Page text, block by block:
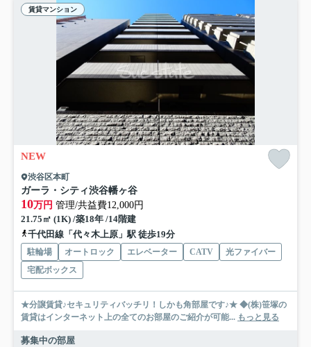
賃貸マンション
NEW
渋谷区本町
ガーラ・シティ渋谷幡ヶ谷
10万円 管理/共益費12,000円
21.75㎡ (1K) /築18年 /14階建
千代田線「代々木上原」駅 徒歩19分
駐輪場 オートロック エレベーター CATV
光ファイバー
宅配ボックス
★分譲賃貸♪セキュリティバッチリ！しかも角部屋です♪★ ◆(株)笹塚の
賃貸はインターネット上の全てのお部屋のご紹介が可能... もっと見る
募集中の部屋